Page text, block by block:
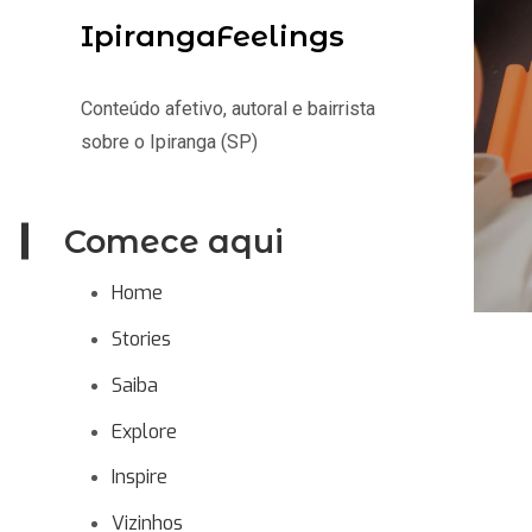
IpirangaFeelings
Conteúdo afetivo, autoral e bairrista
sobre o Ipiranga (SP)
Comece aqui
Home
Stories
Saiba
Explore
Inspire
Vizinhos